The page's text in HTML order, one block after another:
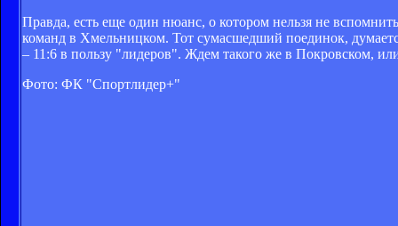
Правда, есть еще один нюанс, о котором нельзя не
команд в Хмельницком. Тот сумасшедший поединок,
– 11:6 в пользу "лидеров". Ждем такого же в Покровском, или
Фото: ФК "Спортлидер+"